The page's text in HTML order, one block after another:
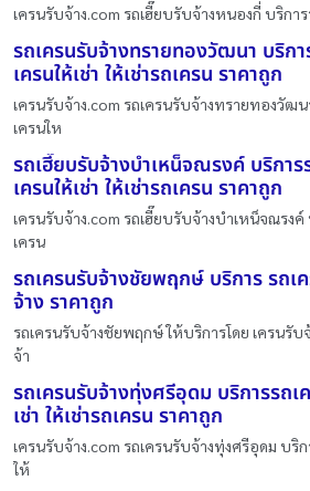
เครนรับจ้าง.com รถเฮี๊ยบรับจ้างหนองกี่ บริกา
รถเครนรับจ้างทรายทองวัฒนา บริกา
เครนให้เช่า ให้เช่ารถเครน ราคาถูก
เครนรับจ้าง.com รถเครนรับจ้างทรายทองวัฒน
เครนให
รถเฮี๊ยบรับจ้างบำเหน็จณรงค์ บริการ
เครนให้เช่า ให้เช่ารถเครน ราคาถูก
เครนรับจ้าง.com รถเฮี๊ยบรับจ้างบำเหน็จณรงค์
เครน
รถเครนรับจ้างชัยพฤกษ์ บริการ รถเ
จ้าง ราคาถูก
รถเครนรับจ้างชัยพฤกษ์ ให้บริการโดย เครนรับ
จ้า
รถเครนรับจ้างทุ่งศรีอุดม บริการรถเ
เช่า ให้เช่ารถเครน ราคาถูก
เครนรับจ้าง.com รถเครนรับจ้างทุ่งศรีอุดม บริ
ให้